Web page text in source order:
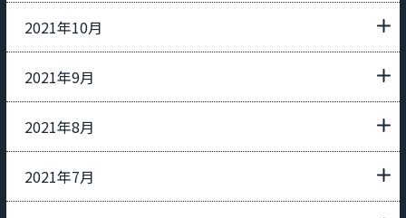
2021年10月
2021年9月
2021年8月
2021年7月